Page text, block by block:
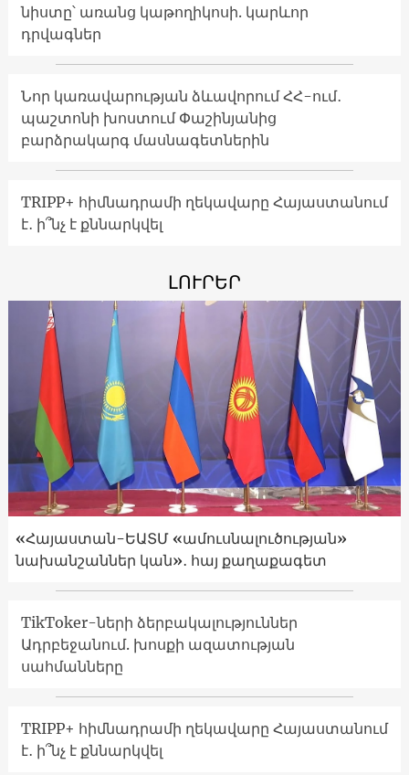
նիստը՝ առանց կաթողիկոսի. կարևոր
դրվագներ
Նոր կառավարության ձևավորում ՀՀ-ում․
պաշտոնի խոստում Փաշինյանից
բարձրակարգ մասնագետներին
TRIPP+ հիմնադրամի ղեկավարը Հայաստանում
է․ ի՞նչ է քննարկվել
ԼՈՒՐԵՐ
«Հայաստան-ԵԱՏՄ «ամուսնալուծության»
նախանշաններ կան»․ հայ քաղաքագետ
TikToker-ների ձերբակալություններ
Ադրբեջանում. խոսքի ազատության
սահմանները
TRIPP+ հիմնադրամի ղեկավարը Հայաստանում
է․ ի՞նչ է քննարկվել